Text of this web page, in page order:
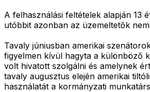
A felhasználási feltételek alapján 13
utóbbit azonban az üzemeltetők
Tavaly júniusban amerikai
figyelmen kívül hagyta a különböző
volt hivatott szolgálni és amelynek
tavaly augusztus elején amerikai
használatát a kormányzati